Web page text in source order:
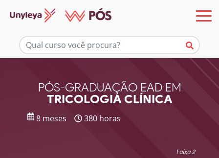
PÓS-GRADUAÇÃO EAD EM
TRICOLOGIA CLÍNICA
8 meses 380 horas
Faixa 2
Mais informações